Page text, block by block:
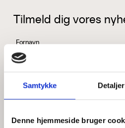
Samtykke Detaljer
Denne hjemmeside bruger
Tilmeld dig vores
Fornavn
Efternavn